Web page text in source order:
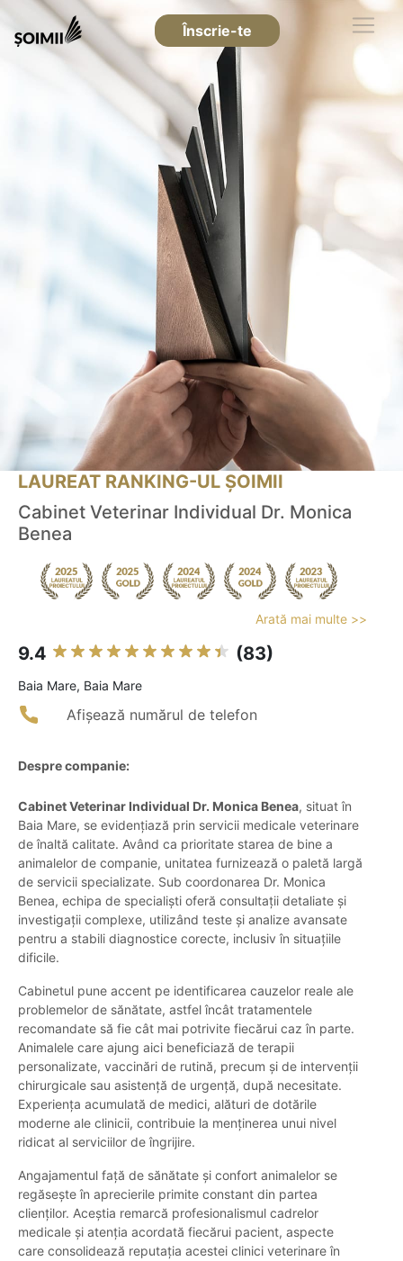
Înscrie-te
LAUREAT RANKING-UL ȘOIMII
Cabinet Veterinar Individual Dr. Monica
Benea
Arată mai multe >>
9.4 (83)
Baia Mare, Baia Mare
Afișează numărul de telefon
Despre companie:
Cabinet Veterinar Individual Dr. Monica Benea, situat în
Baia Mare, se evidențiază prin servicii medicale veterinare
de înaltă calitate. Având ca prioritate starea de bine a
animalelor de companie, unitatea furnizează o paletă largă
de servicii specializate. Sub coordonarea Dr. Monica
Benea, echipa de specialiști oferă consultații detaliate și
investigații complexe, utilizând teste și analize avansate
pentru a stabili diagnostice corecte, inclusiv în situațiile
dificile.
Cabinetul pune accent pe identificarea cauzelor reale ale
problemelor de sănătate, astfel încât tratamentele
recomandate să fie cât mai potrivite fiecărui caz în parte.
Animalele care ajung aici beneficiază de terapii
personalizate, vaccinări de rutină, precum și de intervenții
chirurgicale sau asistență de urgență, după necesitate.
Experiența acumulată de medici, alături de dotările
moderne ale clinicii, contribuie la menținerea unui nivel
ridicat al serviciilor de îngrijire.
Angajamentul față de sănătate și confort animalelor se
regăsește în aprecierile primite constant din partea
clienților. Aceștia remarcă profesionalismul cadrelor
medicale și atenția acordată fiecărui pacient, aspecte
care consolidează reputația acestei clinici veterinare în